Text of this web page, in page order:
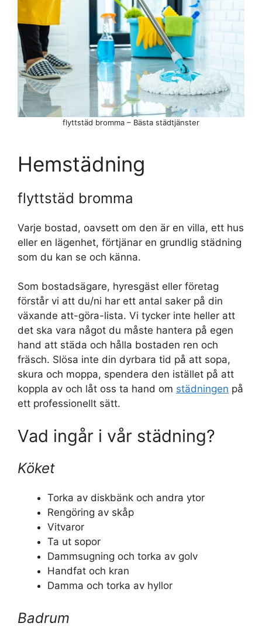
flyttstäd bromma – Bästa städtjänster
Hemstädning
flyttstäd bromma
Varje bostad, oavsett om den är en villa, ett hus
eller en lägenhet, förtjänar en grundlig städning
som du kan se och känna.
Som bostadsägare, hyresgäst eller företag
förstår vi att du/ni har ett antal saker på din
växande att-göra-lista. Vi tycker inte heller att
det ska vara något du måste hantera på egen
hand att städa och hålla bostaden ren och
fräsch. Slösa inte din dyrbara tid på att sopa,
skura och moppa, spendera den istället på att
koppla av och låt oss ta hand om städningen på
ett professionellt sätt.
Vad ingår i vår städning?
Köket
Torka av diskbänk och andra ytor
Rengöring av skåp
Vitvaror
Ta ut sopor
Dammsugning och torka av golv
Handfat och kran
Damma och torka av hyllor
Badrum